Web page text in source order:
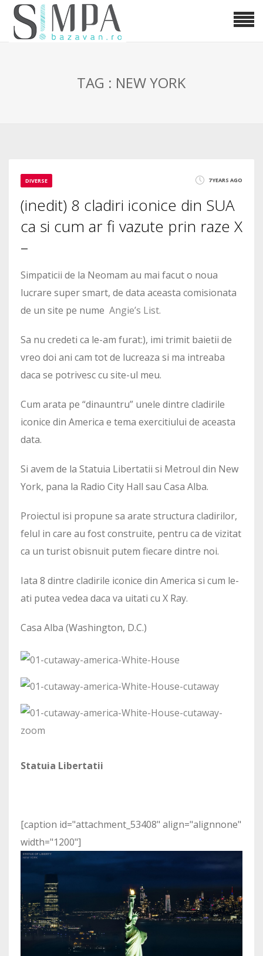
TAG : NEW YORK
DIVERSE 7 YEARS AGO
(inedit) 8 cladiri iconice din SUA
ca si cum ar fi vazute prin raze X
–
Simpaticii de la Neomam au mai facut o noua
lucrare super smart, de data aceasta comisionata
de un site pe nume Angie’s List.
Sa nu credeti ca le-am furat:), imi trimit baietii de
vreo doi ani cam tot de lucreaza si ma intreaba
daca se potrivesc cu site-ul meu.
Cum arata pe “dinauntru” unele dintre cladirile
iconice din America e tema exercitiului de aceasta
data.
Si avem de la Statuia Libertatii si Metroul din New
York, pana la Radio City Hall sau Casa Alba.
Proiectul isi propune sa arate structura cladirilor,
felul in care au fost construite, pentru ca de vizitat
ca un turist obisnuit putem fiecare dintre noi.
Iata 8 dintre cladirile iconice din America si cum le-
ati putea vedea daca va uitati cu X Ray.
Casa Alba (Washington, D.C.)
Statuia Libertatii
[caption id="attachment_53408" align="alignnone"
width="1200"]